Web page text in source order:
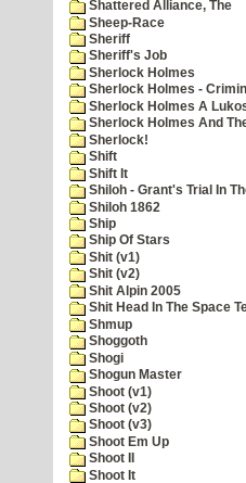
Shattered Alliance, The
Sheep-Race
Sheriff
Sheriff's Job
Sherlock Holmes
Sherlock Holmes -
Sherlock Holmes A
Sherlock Holmes And
Sherlock!
Shift
Shift It
Shiloh - Grant's Trial In
Shiloh 1862
Ship
Ship Of Stars
Shit (v1)
Shit (v2)
Shit Alpin 2005
Shit Head In The Space
Shmup
Shoggoth
Shogi
Shogun Master
Shoot (v1)
Shoot (v2)
Shoot (v3)
Shoot Em Up
Shoot II
Shoot It